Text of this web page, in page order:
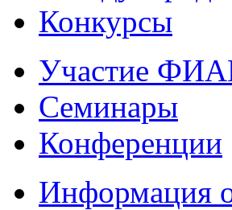
Конкурсы
Участие
Семинары
Конференции
Информация